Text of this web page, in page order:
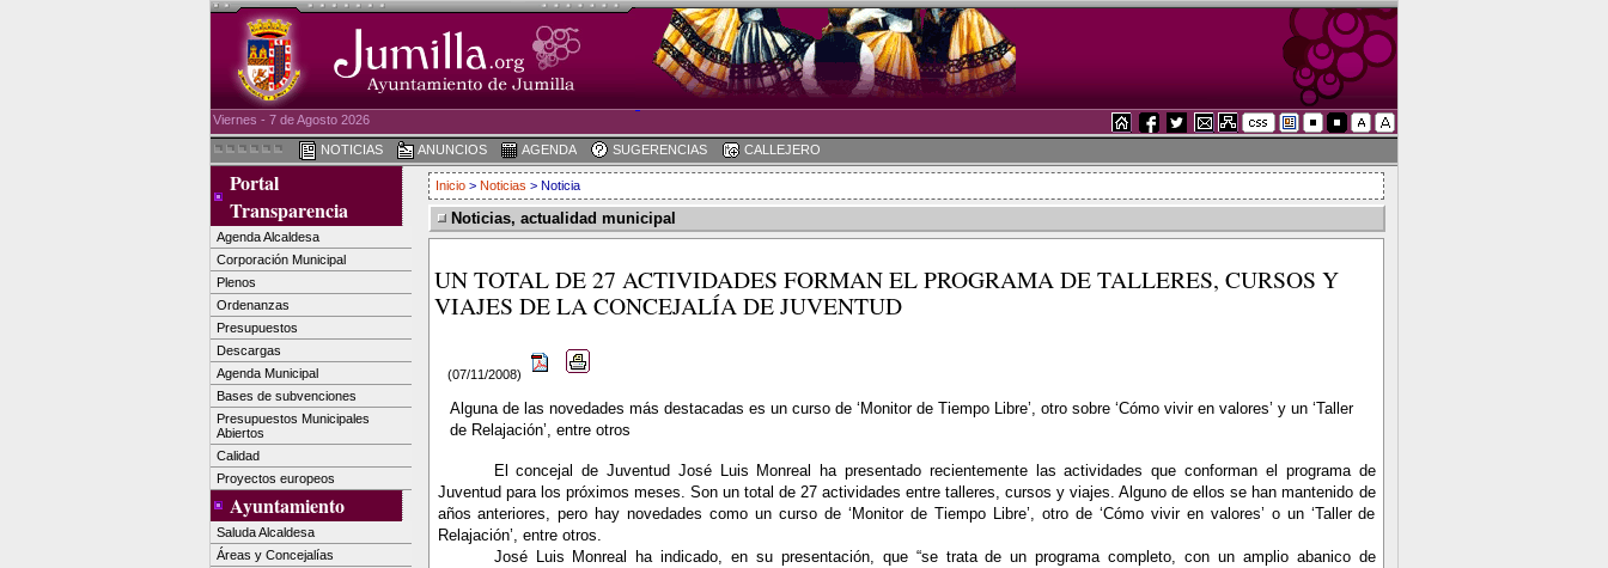
Viernes - 7 de Agosto 2026
NOTICIAS ANUNCIOS AGENDA SUGERENCIAS CALLEJERO
Portal
Transparencia
Agenda Alcaldesa
Corporación Municipal
Plenos
Ordenanzas
Presupuestos
Descargas
Agenda Municipal
Bases de subvenciones
Presupuestos Municipales
Abiertos
Calidad
Proyectos europeos
Ayuntamiento
Saluda Alcaldesa
Áreas y Concejalías
Inicio > Noticias > Noticia
Noticias, actualidad municipal
UN TOTAL DE 27 ACTIVIDADES FORMAN EL PROGRAMA DE TALLERES, CURSOS Y
VIAJES DE LA CONCEJALÍA DE JUVENTUD
(07/11/2008)
Alguna de las novedades más destacadas es un curso de ‘Monitor de Tiempo Libre’, otro sobre ‘Cómo vivir en valores’ y un ‘Taller
de Relajación’, entre otros
El concejal de Juventud José Luis Monreal ha presentado recientemente las actividades que conforman el programa de
Juventud para los próximos meses. Son un total de 27 actividades entre talleres, cursos y viajes. Alguno de ellos se han mantenido de
años anteriores, pero hay novedades como un curso de ‘Monitor de Tiempo Libre’, otro de ‘Cómo vivir en valores’ o un ‘Taller de
Relajación’, entre otros.
José Luis Monreal ha indicado, en su presentación, que “se trata de un programa completo, con un amplio abanico de